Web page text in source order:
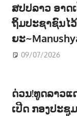
ສປປລາວ ອາດ
ຖິ້ມປະຊາຊົນໄ
ຍະ
09/07/2026
ດ່ວນ!ທູດລາວແ
ເປີດ ກອງປະຊູ